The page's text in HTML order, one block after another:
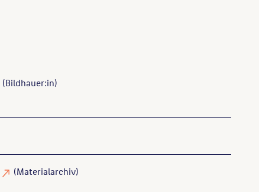
(Bildhauer:in)
(Materialarchiv)